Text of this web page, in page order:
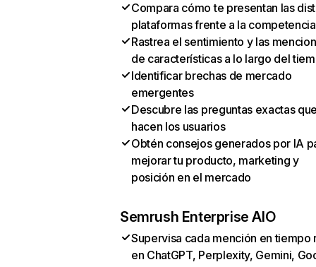
Compara cómo te presentan las
plataformas frente a la competencia
Rastrea el sentimiento y las
de características a lo largo del
Identificar brechas de mercado
emergentes
Descubre las preguntas exactas
hacen los usuarios
Obtén consejos generados por IA
mejorar tu producto, marketing y
posición en el mercado
Semrush Enterprise AIO
Supervisa cada mención en tiempo
en ChatGPT, Perplexity, Gemini,